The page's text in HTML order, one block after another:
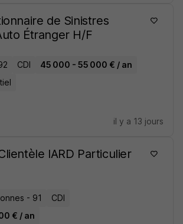
de Sinistres
Étranger H/F
CDI
45 000 - 55 000 € / an
il y a 13 jours
IARD Particulier
- 91
CDI
€ / an